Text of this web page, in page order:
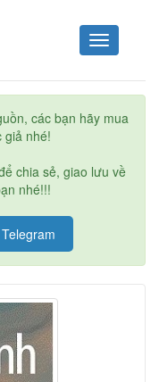
Toggle
navigation
các bạn hãy mua
giả nhé!
chia sẻ, giao lưu về
nhé!!!